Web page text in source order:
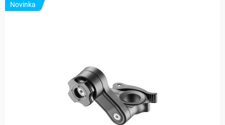
Novinka